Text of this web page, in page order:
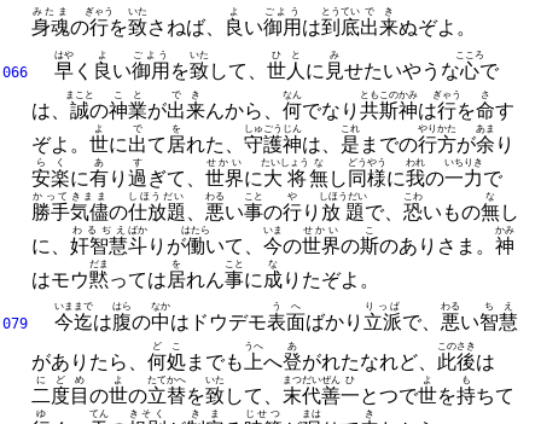
身魂
みたま
の行
ぎゃう
を致
いた
さねば、 良
よ
い御用
ごよう
は到底
とうてい
出来
でき
ぬぞよ。
066 早
はや
く 良
よ
い御用
ごよう
を致
いた
して、世人
ひと
に 見
み
せたいやうな心
こころ
で
は、 誠
まこと
の神業
こと
が出来
でき
んから、 何
なん
でなり 共
とも
斯
この
神
かみ
は行
ぎゃう
を命
さ
す
ぞよ。 世
よ
に出
で
て 居
を
れた、 守護神
しゅごうじん
は、 是
これ
までの行
やり
方
かた
が余
あま
り
安楽
らく
に有
あ
り 過
す
ぎて、 世界
せかい
に大将
たいしょう
無
な
し 同様
どうやう
に我
われ
の一力
いちりき
で
勝手気儘
かってきまま
の仕放題
しほうだい
悪
わる
い事
こと
の行
や
り 放題
しほうだい
で、 恐
こわ
いもの無
な
し
に、 奸智慧
わるぢえ
斗
ばか
りが働
はたら
いて、 今
いま
の世界
せかい
の斯
こ
のありさま。 神
かみ
はモウ黙
だま
っては居
を
れん事
こと
に 成
な
りたぞよ。
079 今迄
いままで
は腹
はら
の中
なか
はドウデモ表面
うへ
ばかり 立派
りっぱ
で、 悪
わる
い智慧
ちえ
がありたら、 何処
どこ
までも 上
うへ
へ登
あ
がれたなれど、 此
この
後
さき
は
二度目
にどめ
の世
よ
の立替
たてかへ
を致
いた
して、 末代
まつだい
善
ぜん
一
ひ
とつで世
よ
を持
も
ちて
ゆ てん きそく きま じせつ まは き